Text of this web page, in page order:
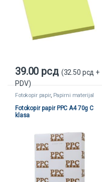
39.00 рсд (32.50 рсд +
PDV)
Fotokopir papir, Papirni materijal
Fotokopir papir PPC A4 70g C
klasa